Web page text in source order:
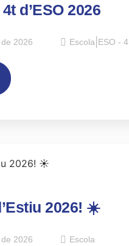
d’ESO 2026
2026 Escola ESO - 4
2026! ☀️
2026 Escola